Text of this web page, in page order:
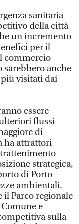
sanitaria
della città
un incremento
per il
commercio
sarebbero anche
visitati dai
essere
flussi
di
ha attrattori
strategica,
di Porto
ambientali,
il Parco regionale
e
sulla